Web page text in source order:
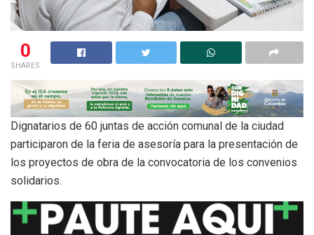
0
SHARES
Dignatarios de 60 juntas de acción comunal de la ciudad
participaron de la feria de asesoría para la presentación de
los proyectos de obra de la convocatoria de los convenios
solidarios.